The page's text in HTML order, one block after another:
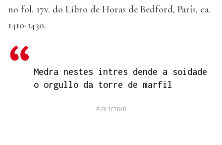
no fol. 17v. do Libro de Horas de Bedford, París, ca.
1410-1430.
Medra nestes intres dende a soidade
o orgullo da torre de marfil